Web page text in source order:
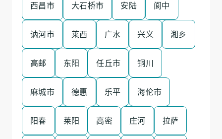
西昌市 大石桥市 安陆 阆中
讷河市 莱西 广水 兴义 湘乡
高邮 东阳 任丘市 铜川
麻城市 德惠 乐平 海伦市
阳春 莱阳 高密 庄河 拉萨